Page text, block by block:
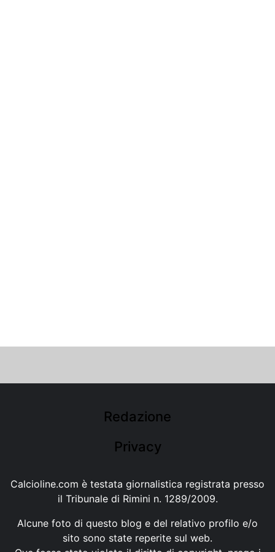
Redazione
Privacy
Calcioline.com è testata giornalistica registrata presso
il Tribunale di Rimini n. 1289/2009.
Alcune foto di questo blog e del relativo profilo e/o
sito sono state reperite sul web.